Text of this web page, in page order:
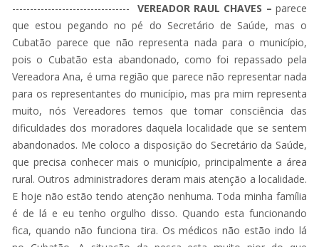
--------------------------------- VEREADOR RAUL CHAVES – parece
que estou pegando no pé do Secretário de Saúde, mas o
Cubatão parece que não representa nada para o município,
pois o Cubatão esta abandonado, como foi repassado pela
Vereadora Ana, é uma região que parece não representar nada
para os representantes do município, mas pra mim representa
muito, nós Vereadores temos que tomar consciência das
dificuldades dos moradores daquela localidade que se sentem
abandonados. Me coloco a disposição do Secretário da Saúde,
que precisa conhecer mais o município, principalmente a área
rural. Outros administradores deram mais atenção a localidade.
E hoje não estão tendo atenção nenhuma. Toda minha família
é de lá e eu tenho orgulho disso. Quando esta funcionando
fica, quando não funciona tira. Os médicos não estão indo lá